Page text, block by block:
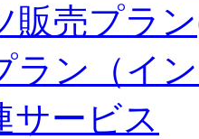
販売プラ
ラン（イ
サービス